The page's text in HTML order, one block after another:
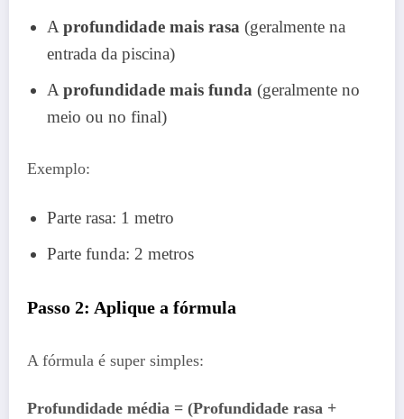
A profundidade mais rasa (geralmente na
entrada da piscina)
A profundidade mais funda (geralmente no
meio ou no final)
Exemplo:
Parte rasa: 1 metro
Parte funda: 2 metros
Passo 2: Aplique a fórmula
A fórmula é super simples:
Profundidade média = (Profundidade rasa +